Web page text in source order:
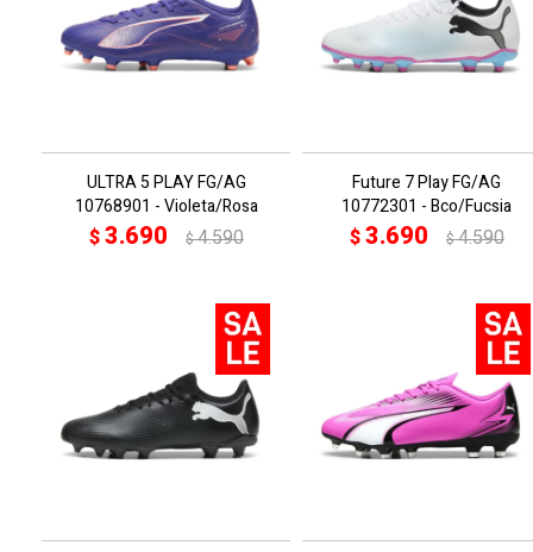
ULTRA 5 PLAY FG/AG
10768901 - Violeta/Rosa
$3.690 $4.590
Future 7 Play FG/AG
10772301 - Bco/Fucsia
$3.690 $4.590